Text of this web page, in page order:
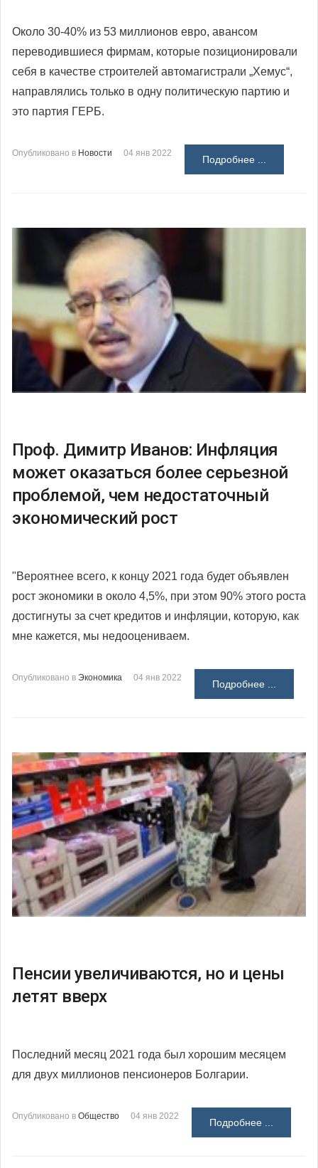
Около 30-40% из 53 миллионов евро, авансом
переводившиеся фирмам, которые позиционировали
себя в качестве строителей автомагистрали „Хемус“,
направлялись только в одну политическую партию и
это партия ГЕРБ.
Опубликовано в Новости 04 янв 2022
Подробнее ...
Проф. Димитр Иванов: Инфляция
может оказаться более серьезной
проблемой, чем недостаточный
экономический рост
"Вероятнее всего, к концу 2021 года будет объявлен
рост экономики в около 4,5%, при этом 90% этого роста
достигнуты за счет кредитов и инфляции, которую, как
мне кажется, мы недооцениваем.
Опубликовано в Экономика 04 янв 2022
Подробнее ...
Пенсии увеличиваются, но и цены
летят вверх
Последний месяц 2021 года был хорошим месяцем
для двух миллионов пенсионеров Болгарии.
Опубликовано в Общество 04 янв 2022
Подробнее ...